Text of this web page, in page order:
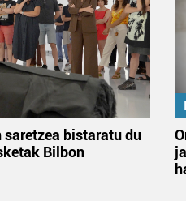
bistaratu du
Bilbon